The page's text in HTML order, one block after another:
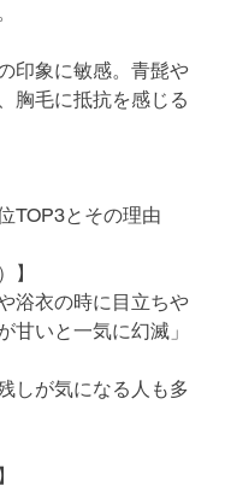
印象に敏感。青髭や
胸毛に抵抗を感じる
TOP3とその理由
】
浴衣の時に目立ちや
甘いと一気に幻滅」
しが気になる人も多